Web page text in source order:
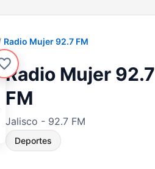
Radio Mujer 92.7 FM
Radio Mujer 92.7
FM
Jalisco - 92.7 FM
Deportes